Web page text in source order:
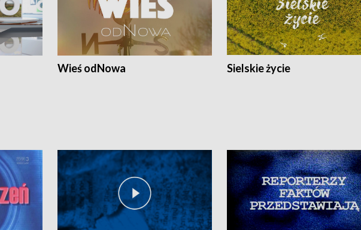
Wieś odNowa Sielskie życie